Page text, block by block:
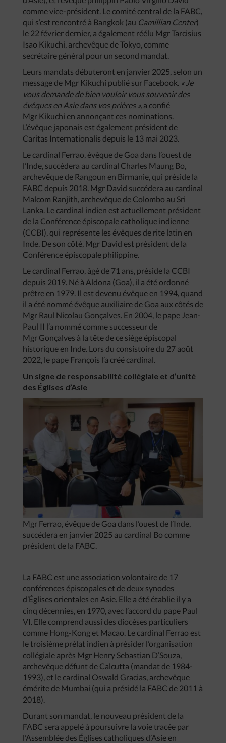
comme vice-président. Le comité central de la FABC,
qui s’est rencontré à Bangkok (au Camillian Center)
le 22 février dernier, a également réélu Mgr Tarcisius
Isao Kikuchi, archevêque de Tokyo, comme
secrétaire général pour un second mandat.
Leurs mandats débuteront en janvier 2025, selon un
message de Mgr Kikuchi publié sur Facebook. « Je
vous demande de bien vouloir vous souvenir des
évêques en Asie dans vos prières », a confié
Mgr Kikuchi en annonçant ces nominations.
L’évêque japonais est également président de
Caritas Internationalis depuis le 13 mai 2023.
Le cardinal Ferrao, évêque de Goa dans l’ouest de
l’Inde, succédera au cardinal Charles Maung Bo,
archevêque de Rangoun en Birmanie, qui préside la
FABC depuis 2018. Mgr David succédera au cardinal
Malcom Ranjith, archevêque de Colombo au Sri
Lanka. Le cardinal indien est actuellement président
de la Conférence épiscopale catholique indienne
(CCBI), qui représente les évêques de rite latin en
Inde. De son côté, Mgr David est président de la
Conférence épiscopale philippine.
Le cardinal Ferrao, âgé de 71 ans, préside la CCBI
depuis 2019. Né à Aldona (Goa), il a été ordonné
prêtre en 1979. Il est devenu évêque en 1994, quand
il a été nommé évêque auxiliaire de Goa aux côtés de
Mgr Raul Nicolau Gonçalves. En 2004, le pape Jean-
Paul II l’a nommé comme successeur de
Mgr Gonçalves à la tête de ce siège épiscopal
historique en Inde. Lors du consistoire du 27 août
2022, le pape François l’a créé cardinal.
Un signe de responsabilité collégiale et d’unité
des Églises d’Asie
Mgr Ferrao, évêque de Goa dans l’ouest de l’Inde,
succédera en janvier 2025 au cardinal Bo comme
président de la FABC.
La FABC est une association volontaire de 17
conférences épiscopales et de deux synodes
d’Églises orientales en Asie. Elle a été établie il y a
cinq décennies, en 1970, avec l’accord du pape Paul
VI. Elle comprend aussi des diocèses particuliers
comme Hong-Kong et Macao. Le cardinal Ferrao est
le troisième prélat indien à présider l’organisation
collégiale après Mgr Henry Sebastian D’Souza,
archevêque défunt de Calcutta (mandat de 1984-
1993), et le cardinal Oswald Gracias, archevêque
émérite de Mumbai (qui a présidé la FABC de 2011 à
2018).
Durant son mandat, le nouveau président de la
FABC sera appelé à poursuivre la voie tracée par
l’Assemblée des Églises catholiques d’Asie en